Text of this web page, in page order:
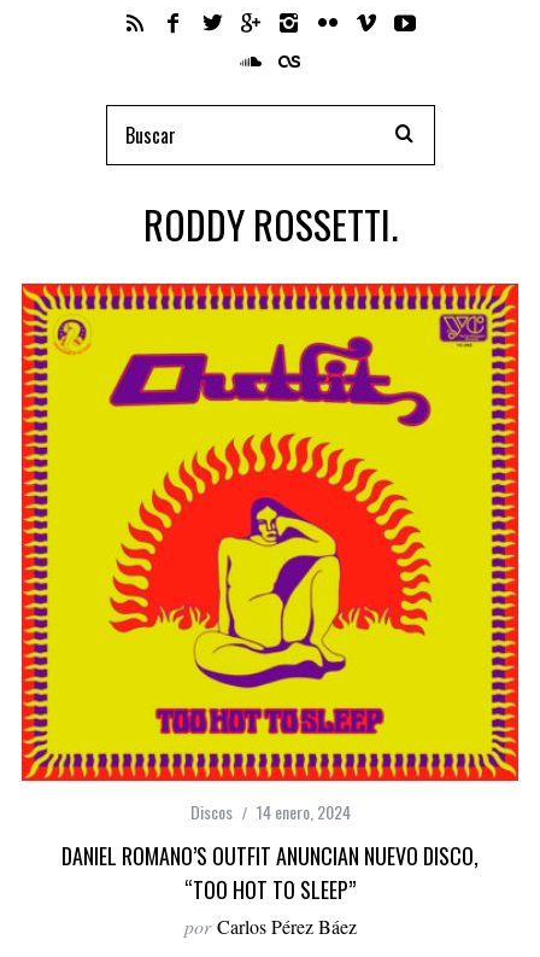
RODDY ROSSETTI.
Discos 14 enero, 2024
DANIEL ROMANO’S OUTFIT ANUNCIAN NUEVO DISCO,
“TOO HOT TO SLEEP”
por Carlos Pérez Báez